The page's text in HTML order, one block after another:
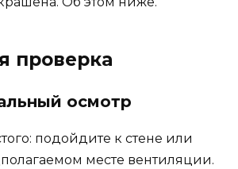
проверка
осмотр
подойдите к стене или
месте вентиляции.